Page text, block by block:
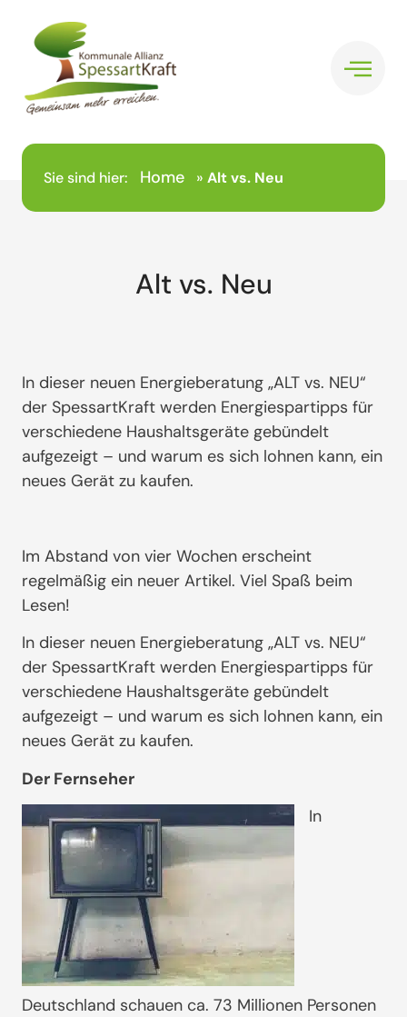
Sie sind hier: Home » Alt vs. Neu
Alt vs. Neu
In dieser neuen Energieberatung „ALT vs. NEU“
der SpessartKraft werden Energiespartipps für
verschiedene Haushaltsgeräte gebündelt
aufgezeigt – und warum es sich lohnen kann, ein
neues Gerät zu kaufen.
Im Abstand von vier Wochen erscheint
regelmäßig ein neuer Artikel. Viel Spaß beim
Lesen!
In dieser neuen Energieberatung „ALT vs. NEU“
der SpessartKraft werden Energiespartipps für
verschiedene Haushaltsgeräte gebündelt
aufgezeigt – und warum es sich lohnen kann, ein
neues Gerät zu kaufen.
Der Fernseher
In
Deutschland schauen ca. 73 Millionen Personen